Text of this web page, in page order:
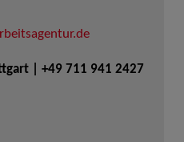
| +49 711 941 2427